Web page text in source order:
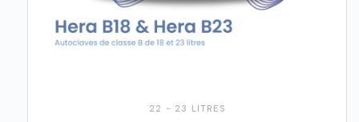
22 - 23 LITRES